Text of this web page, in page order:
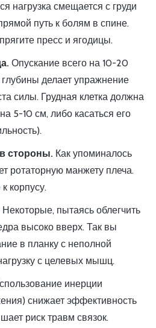
нагрузка смещается с груди
путь к болям в спине.
пресс и ягодицы.
Опускание всего на 10-20
делает упражнение
силы. Грудная клетка должна
5-10 см, либо касаться его
стороны. Как упоминалось
ротаторную манжету плеча.
корпусу.
Некоторые, пытаясь облегчить
высоко вверх. Так вы
в планку с неполной
с целевых мышц.
инерции
снижает эффективность
риск травм связок.